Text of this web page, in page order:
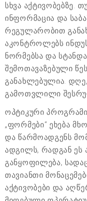
სხვა აქტივობებზე.
ინფორმაცია და
რეგულარობით
აკონტროლებს
ნორმებსა და
შემოთავაზებული
განახლებულია.
გამოთვლილი
ოპტიკური
„ფორმები“ ეხება
და წარმოადგენს
ადგილს, რადგან
განყოფილება,
თავიანთი
აქტივობები და